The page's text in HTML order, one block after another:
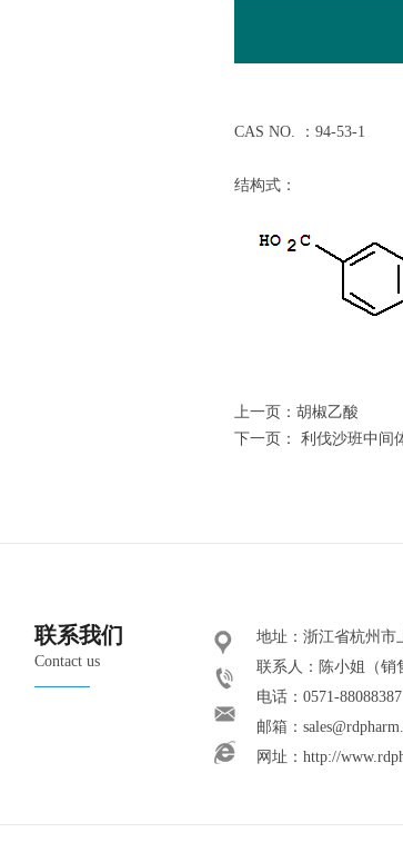
CAS NO. ：94-53-1
结构式：
上一页： 胡椒乙酸
下一页： 利伐沙班中间
联系我们
Contact us
地址：浙江省杭州市
联系人：陈小姐（销
电话：0571-88088387
邮箱：
网址： http://